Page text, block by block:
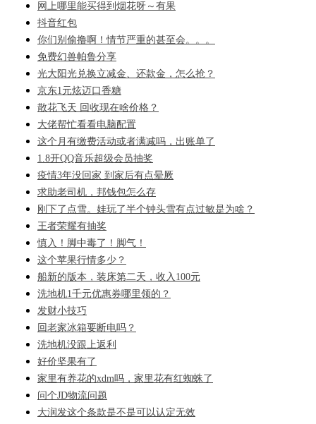
网上哪里能买得到烟花呀～有果
抖音红包
你们别偷撸啊！情节严重的甚至会。。。
免费幻兽帕鲁分享
光大阳光兑换立减金、还款金，怎么抢？
京东1元炫迈口香糖
散花飞天 回收现在啥价格？
大佬帮忙看看电脑配置
这个月有缴费活动或者满减吗，出账单了
1.8开QQ音乐超级会员抽奖
疫情3年没回家 到家后有点晕厥
求助老司机，邦钱包怎么存
刚下了点雪。娃玩了半个钟头雪有点过敏是为啥？
王者荣耀有抽奖
慎入！脚中毒了！脚气！
这个苹果行情多少？
船新的版本，装床第二天，收入100元
洗地机1千元优惠券哪里领的？
发财小技巧
回老家冰箱要断电吗？
洗地机没跟上返利
好价坚果有了
家里有养花的xdm吗，家里花有红蜘蛛了
问个JD物流问题
大润发这个条款是不是可以认定无效